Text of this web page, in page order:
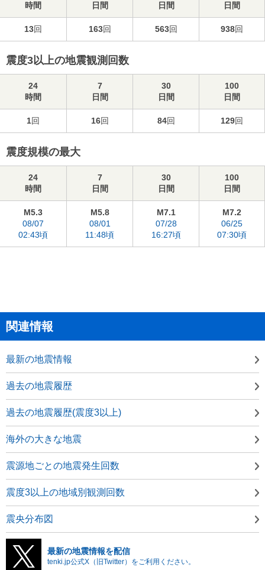
時間
日間
日間
日間
13回 163回 563回 938回
震度3以上の地震観測回数
24
時間
7
日間
30
日間
100
日間
1回 16回 84回 129回
震度規模の最大
24
時間
7
日間
30
日間
100
日間
M5.3
08/07
02:43頃
M5.8
08/01
11:48頃
M7.1
07/28
16:27頃
M7.2
06/25
07:30頃
関連情報
最新の地震情報
過去の地震履歴
過去の地震履歴(震度3以上)
海外の大きな地震
震源地ごとの地震発生回数
震度3以上の地域別観測回数
震央分布図
最新の地震情報を配信
tenki.jp公式X（旧Twitter）をご利用ください。